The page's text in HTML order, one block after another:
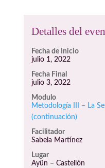
Detalles del
Fecha de Inicio
julio 1, 2022
Fecha Final
julio 3, 2022
Modulo
Metodología III – La
(continuación)
Facilitador
Sabela Martínez
Lugar
Ayün – Castellón